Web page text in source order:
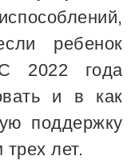
ребенок
С 2022 года
и в как
поддержку
лет.